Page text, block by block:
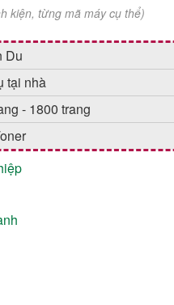
kiện, từng mã máy cụ thể)
Du
tại nhà
- 1800 trang